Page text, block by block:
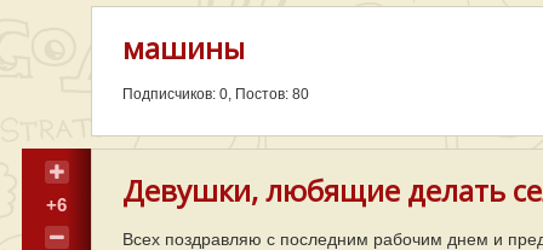
машины
Подписчиков: 0, Постов: 80
+6 Девушки, любящие делать
Всех поздравляю с последним рабочим днем и